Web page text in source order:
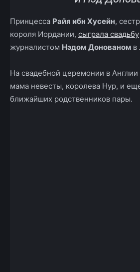
Принцесса Райя ибн Хусейн,
короля Иордании, сыграла свадьбу
журналистом Нэдом Донованом в
На свадебной церемонии в Англии
мама невесты, королева Нур, и
ближайших родственников пары.